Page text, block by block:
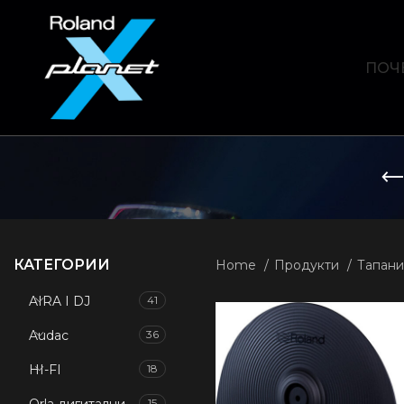
КАТЕГОРИИ
AIRA I DJ 41
Audac 36
HI-FI 18
Home Продукти